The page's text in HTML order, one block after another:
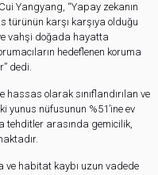
Yangyang, “Yapay zekanın
türünün karşı karşıya olduğu
vahşi doğada hayatta
hedeflenen koruma
dedi.
hassas olarak sınıflandırılan ve
yunus nüfusunun %51’ine ev
tehditler arasında gemicilik,
ve habitat kaybı uzun vadede